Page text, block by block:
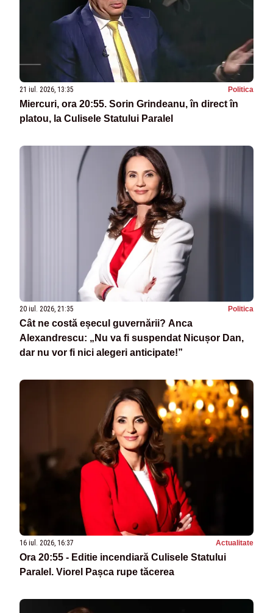
21 iul. 2026, 13:35 Politica
Miercuri, ora 20:55. Sorin Grindeanu, în direct în
platou, la Culisele Statului Paralel
20 iul. 2026, 21:35 Politica
Cât ne costă eșecul guvernării? Anca
Alexandrescu: „Nu va fi suspendat Nicușor Dan,
dar nu vor fi nici alegeri anticipate!”
16 iul. 2026, 16:37 Actualitate
Ora 20:55 - Editie incendiară Culisele Statului
Paralel. Viorel Pașca rupe tăcerea